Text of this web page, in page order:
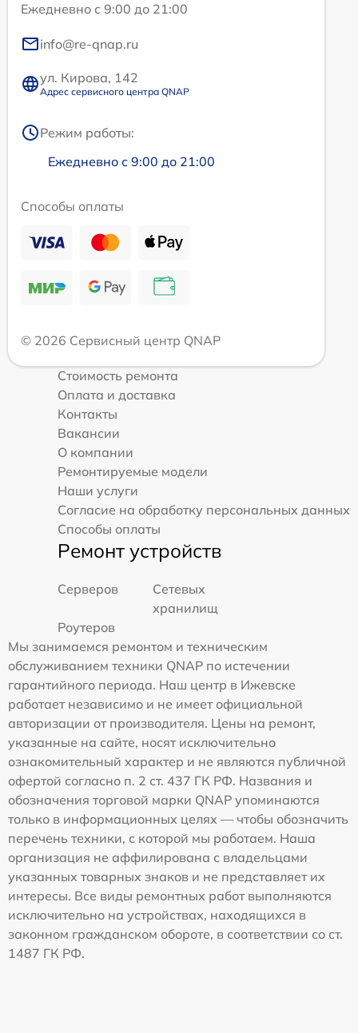
Ежедневно с 9:00 до 21:00
info@re-qnap.ru
ул. Кирова, 142
Адрес сервисного центра QNAP
Режим работы:
Ежедневно с 9:00 до 21:00
Способы оплаты
© 2026 Сервисный центр QNAP
Стоимость ремонта
Оплата и доставка
Контакты
Вакансии
О компании
Ремонтируемые модели
Наши услуги
Согласие на обработку персональных данных
Способы оплаты
Ремонт устройств
Серверов
Сетевых
хранилищ
Роутеров
Мы занимаемся ремонтом и техническим
обслуживанием техники QNAP по истечении
гарантийного периода. Наш центр в Ижевске
работает независимо и не имеет официальной
авторизации от производителя. Цены на ремонт,
указанные на сайте, носят исключительно
ознакомительный характер и не являются публичной
офертой согласно п. 2 ст. 437 ГК РФ. Названия и
обозначения торговой марки QNAP упоминаются
только в информационных целях — чтобы обозначить
перечень техники, с которой мы работаем. Наша
организация не аффилирована с владельцами
указанных товарных знаков и не представляет их
интересы. Все виды ремонтных работ выполняются
исключительно на устройствах, находящихся в
законном гражданском обороте, в соответствии со ст.
1487 ГК РФ.